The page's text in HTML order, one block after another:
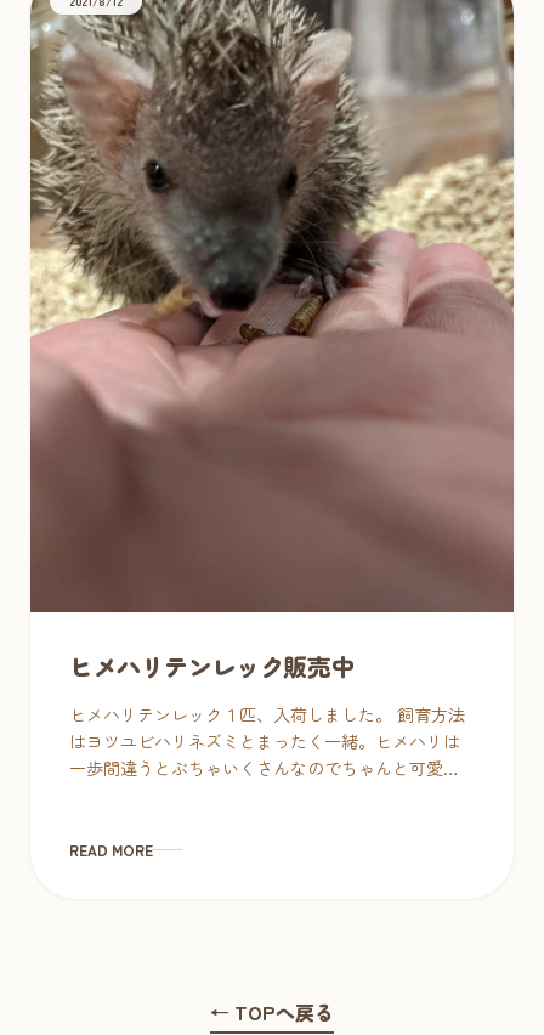
ヒメハリテンレック販売中
ヒメハリテンレック１匹、入荷しました。 飼育方法
はヨツユビハリネズミとまったく一緒。ヒメハリは
一歩間違うとぶちゃいくさんなのでちゃんと可愛い
READ MORE
← TOPへ戻る